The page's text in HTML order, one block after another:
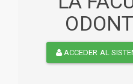
ACCEDER AL